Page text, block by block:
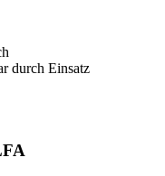
durch Einsatz